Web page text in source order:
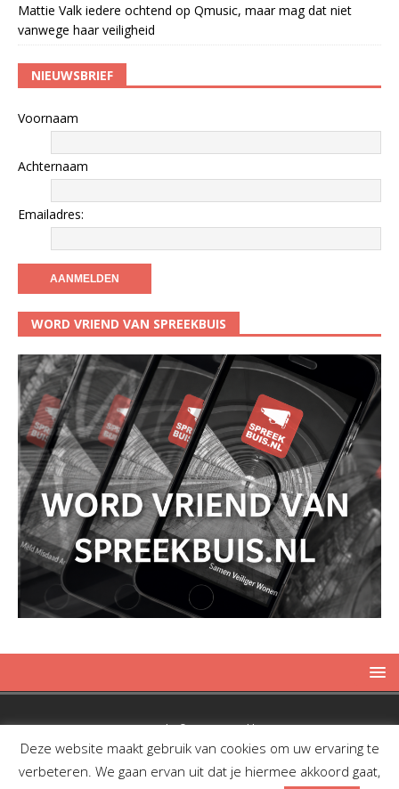
Mattie Valk iedere ochtend op Qmusic, maar mag dat niet
vanwege haar veiligheid
NIEUWSBRIEF
Voornaam
Achternaam
Emailadres:
WORD VRIEND VAN SPREEKBUIS
Copyright © 2019 Spreekbuis
Deze website maakt gebruik van cookies om uw ervaring te
verbeteren. We gaan ervan uit dat je hiermee akkoord gaat,